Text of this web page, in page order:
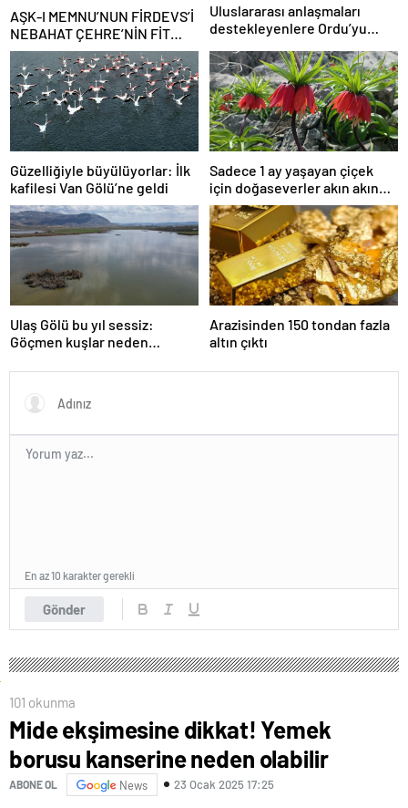
AŞK-I MEMNU’NUN FİRDEVS’İ
NEBAHAT ÇEHRE’NİN FİT
KALMA SIRRI! 81 yaşındaki
ünlü oyuncu meğer günde 40
dakika…
Uluslararası anlaşmaları
destekleyenlere Ordu’yu
Güzelliğiyle büyülüyorlar: İlk
kafilesi Van Gölü’ne geldi
Sadece 1 ay yaşayan çiçek
için doğaseverler akın akın
geliyor!
Ulaş Gölü bu yıl sessiz:
Göçmen kuşlar neden
Arazisinden 150 tondan fazla
altın çıktı
Gönder
En az 10 karakter gerekli
101 okunma
Mide ekşimesine dikkat! Yemek
borusu kanserine neden olabilir
ABONE OL News 23 Ocak 2025 17:25